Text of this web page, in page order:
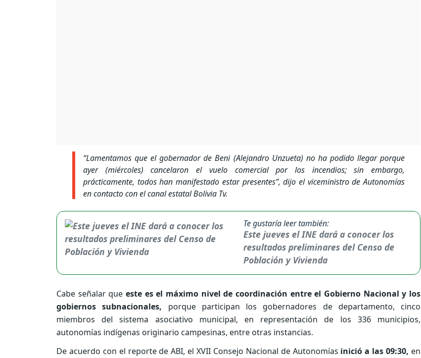
“Lamentamos que el gobernador de Beni (Alejandro Unzueta) no ha podido llegar porque
ayer (miércoles) cancelaron el vuelo comercial por los incendios; sin embargo,
prácticamente, todos han manifestado estar presentes”, dijo el viceministro de Autonomías
en contacto con el canal estatal Bolivia Tv.
Te gustaría leer también:
Este jueves el INE dará a conocer los
resultados preliminares del Censo de
Población y Vivienda
Cabe señalar que este es el máximo nivel de coordinación entre el Gobierno Nacional y los
gobiernos subnacionales, porque participan los gobernadores de departamento, cinco
miembros del sistema asociativo municipal, en representación de los 336 municipios,
autonomías indígenas originario campesinas, entre otras instancias.
De acuerdo con el reporte de ABI, el XVII Consejo Nacional de Autonomías inició a las 09:30, en